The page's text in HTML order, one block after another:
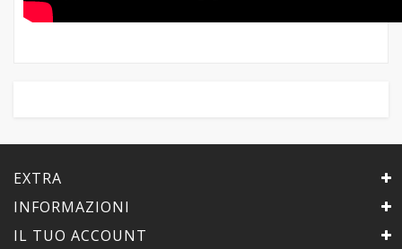
EXTRA
INFORMAZIONI
IL TUO ACCOUNT